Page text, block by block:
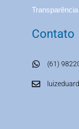
Transparência
Contato
(61)